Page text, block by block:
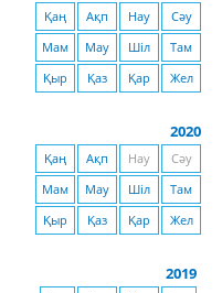
Қаң Ақп Нау
Сәу
Мам
Мау Шіл
Там
Қыр
Қаз Қар Жел
2020
Қаң Ақп Нау
Сәу
Мам
Мау Шіл
Там
Қыр
Қаз Қар Жел
2019